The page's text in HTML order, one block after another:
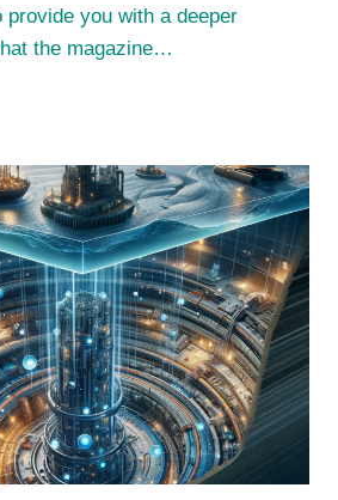
you with a deeper
the magazine…